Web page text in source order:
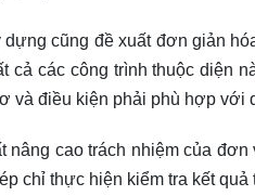
dựng cũng đề xuất đơn giản
cả các công trình thuộc diện
và điều kiện phải phù hợp với
nâng cao trách nhiệm của
chỉ thực hiện kiểm tra kết